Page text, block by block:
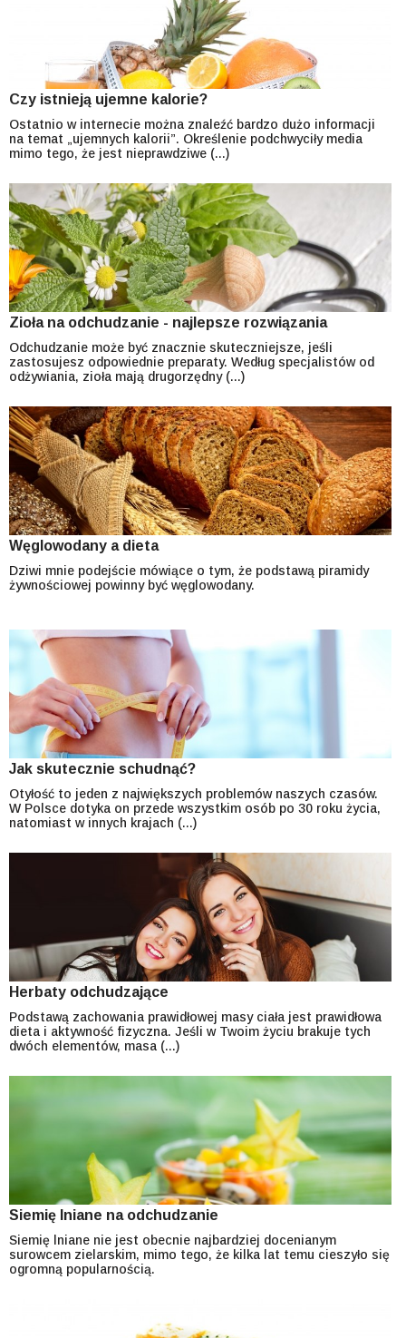
Czy istnieją ujemne kalorie?
Ostatnio w internecie można znaleźć bardzo dużo informacji
na temat „ujemnych kalorii”. Określenie podchwyciły media
mimo tego, że jest nieprawdziwe (...)
Zioła na odchudzanie - najlepsze rozwiązania
Odchudzanie może być znacznie skuteczniejsze, jeśli
zastosujesz odpowiednie preparaty. Według specjalistów od
odżywiania, zioła mają drugorzędny (...)
Węglowodany a dieta
Dziwi mnie podejście mówiące o tym, że podstawą piramidy
żywnościowej powinny być węglowodany.
Jak skutecznie schudnąć?
Otyłość to jeden z największych problemów naszych czasów.
W Polsce dotyka on przede wszystkim osób po 30 roku życia,
natomiast w innych krajach (...)
Herbaty odchudzające
Podstawą zachowania prawidłowej masy ciała jest prawidłowa
dieta i aktywność fizyczna. Jeśli w Twoim życiu brakuje tych
dwóch elementów, masa (...)
Siemię lniane na odchudzanie
Siemię lniane nie jest obecnie najbardziej docenianym
surowcem zielarskim, mimo tego, że kilka lat temu cieszyło się
ogromną popularnością.